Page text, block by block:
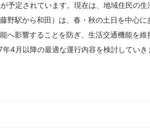
定されています。現在は、地域住民の
野駅から和田）は、春・秋の土日を中心に
へ影響することを防ぎ、生活交通機能を
4月以降の最適な運行内容を検討していき